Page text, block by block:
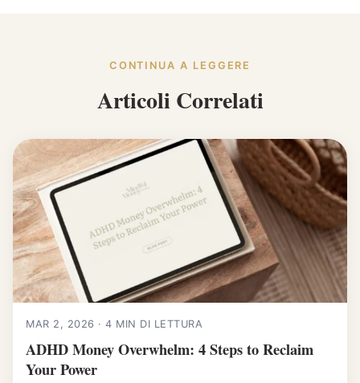
CONTINUA A LEGGERE
Articoli Correlati
MAR 2, 2026 · 4 MIN DI LETTURA
ADHD Money Overwhelm: 4 Steps to Reclaim
Your Power